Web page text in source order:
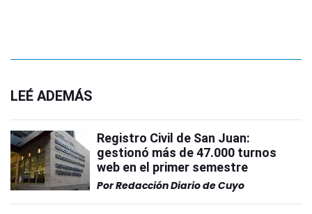
LEÉ ADEMÁS
Registro Civil de San Juan:
gestionó más de 47.000 turnos
web en el primer semestre
PorRedacción Diario de Cuyo